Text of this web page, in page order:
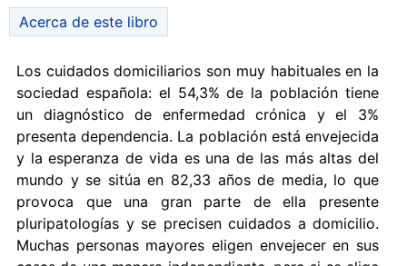
Acerca de este libro
Los cuidados domiciliarios son muy habituales en la
sociedad española: el 54,3% de la población tiene
un diagnóstico de enfermedad crónica y el 3%
presenta dependencia. La población está envejecida
y la esperanza de vida es una de las más altas del
mundo y se sitúa en 82,33 años de media, lo que
provoca que una gran parte de ella presente
pluripatologías y se precisen cuidados a domicilio.
Muchas personas mayores eligen envejecer en sus